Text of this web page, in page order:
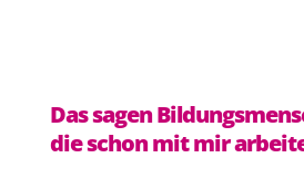
Das sagen
die schon mit mir